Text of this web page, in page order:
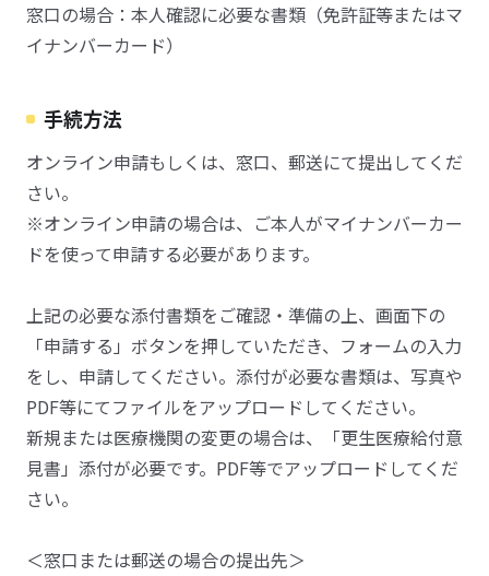
窓口の場合：本人確認に必要な書類（免許証等またはマ
イナンバーカード）
手続方法
オンライン申請もしくは、窓口、郵送にて提出してくだ
さい。
※オンライン申請の場合は、ご本人がマイナンバーカー
ドを使って申請する必要があります。
上記の必要な添付書類をご確認・準備の上、画面下の
「申請する」ボタンを押していただき、フォームの入力
をし、申請してください。添付が必要な書類は、写真や
PDF等にてファイルをアップロードしてください。
新規または医療機関の変更の場合は、「更生医療給付意
見書」添付が必要です。PDF等でアップロードしてくだ
さい。
＜窓口または郵送の場合の提出先＞